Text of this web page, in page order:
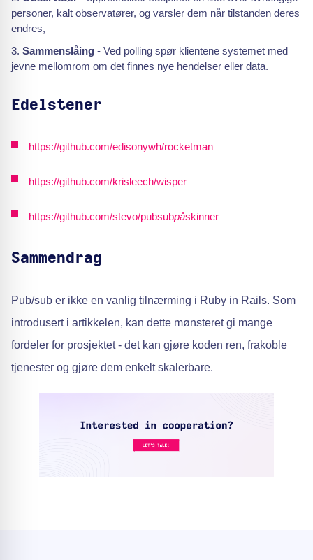
personer, kalt observatører, og varsler dem når tilstanden deres
endres,
Sammenslåing - Ved polling spør klientene systemet med
jevne mellomrom om det finnes nye hendelser eller data.
Edelstener
https://github.com/edisonywh/rocketman
https://github.com/krisleech/wisper
https://github.com/stevo/pubsubpåskinner
Sammendrag
Pub/sub er ikke en vanlig tilnærming i Ruby in Rails. Som
introdusert i artikkelen, kan dette mønsteret gi mange
fordeler for prosjektet - det kan gjøre koden ren, frakoble
tjenester og gjøre dem enkelt skalerbare.